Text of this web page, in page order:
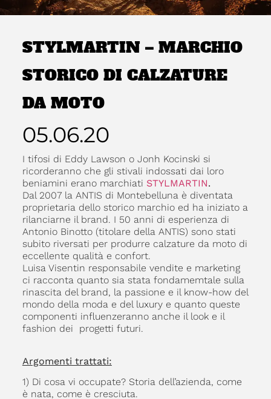
STYLMARTIN – MARCHIO
STORICO DI CALZATURE
DA MOTO
05.06.20
I tifosi di Eddy Lawson o Jonh Kocinski si
ricorderanno che gli stivali indossati dai loro
beniamini erano marchiati STYLMARTIN.
Dal 2007 la ANTIS di Montebelluna è diventata
proprietaria dello storico marchio ed ha iniziato a
rilanciarne il brand. I 50 anni di esperienza di
Antonio Binotto (titolare della ANTIS) sono stati
subito riversati per produrre calzature da moto di
eccellente qualità e confort.
Luisa Visentin responsabile vendite e marketing
ci racconta quanto sia stata fondamemtale sulla
rinascita del brand, la passione e il know-how del
mondo della moda e del luxury e quanto queste
componenti influenzeranno anche il look e il
fashion dei progetti futuri.
Argomenti trattati:
1) Di cosa vi occupate? Storia dell’azienda, come
è nata, come è cresciuta.